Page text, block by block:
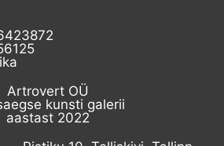
Artrovert OÜ
kunsti galerii
aastast 2022